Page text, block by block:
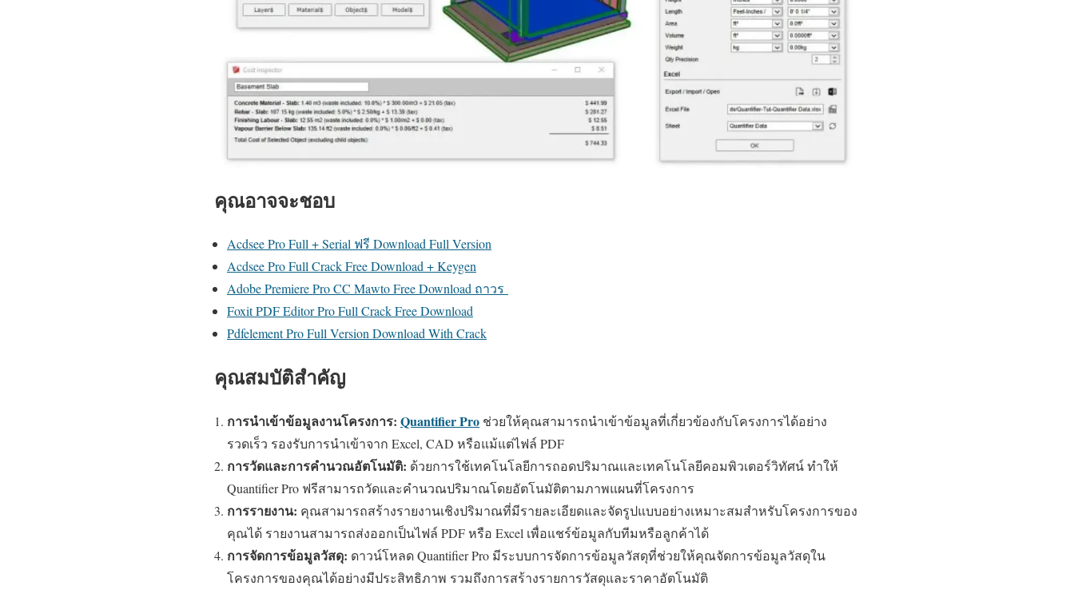
คุณอาจจะชอบ
Acdsee Pro Full + Serial ฟรี Download Full Version
Acdsee Pro Full Crack Free Download + Keygen
Adobe Premiere Pro CC Mawto Free Download ถาวร
Foxit PDF Editor Pro Full Crack Free Download
Pdfelement Pro Full Version Download With Crack
คุณสมบัติสำคัญ
การนำเข้าข้อมูลงานโครงการ: Quantifier Pro ช่วยให้คุณสามารถนำเข้าข้อมูลที่เกี่ยวข้องกับโครงการได้อย่าง
รวดเร็ว รองรับการนำเข้าจาก Excel, CAD หรือแม้แต่ไฟล์ PDF
การวัดและการคำนวณอัตโนมัติ: ด้วยการใช้เทคโนโลยีการถอดปริมาณและเทคโนโลยีคอมพิวเตอร์วิทัศน์ ทำให้
Quantifier Pro ฟรีสามารถวัดและคำนวณปริมาณโดยอัตโนมัติตามภาพแผนที่โครงการ
การรายงาน: คุณสามารถสร้างรายงานเชิงปริมาณที่มีรายละเอียดและจัดรูปแบบอย่างเหมาะสมสำหรับโครงการของ
คุณได้ รายงานสามารถส่งออกเป็นไฟล์ PDF หรือ Excel เพื่อแชร์ข้อมูลกับทีมหรือลูกค้าได้
การจัดการข้อมูลวัสดุ: ดาวน์โหลด Quantifier Pro มีระบบการจัดการข้อมูลวัสดุที่ช่วยให้คุณจัดการข้อมูลวัสดุใน
โครงการของคุณได้อย่างมีประสิทธิภาพ รวมถึงการสร้างรายการวัสดุและราคาอัตโนมัติ